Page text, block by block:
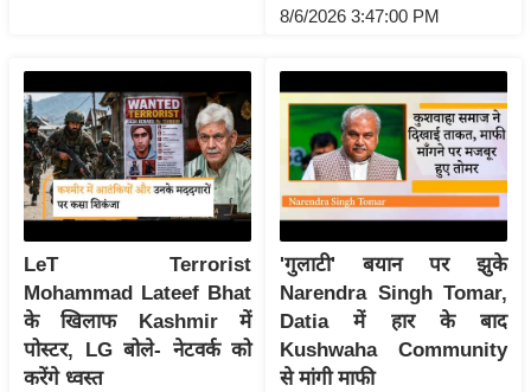
प
र
स
मी
क्षा
ध
र्म
ज्यो
ति
8/6/2026 3:47:00 PM
LeT Terrorist
Mohammad Lateef Bhat
के खिलाफ Kashmir में
पोस्टर, LG बोले- नेटवर्क को
करेंगे ध्वस्त
'गुलाटी' बयान पर झुके
Narendra Singh Tomar,
Datia में हार के बाद
Kushwaha Community
से मांगी माफी